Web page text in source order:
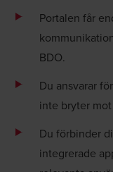
Portalen får
BDO.
Du ansvarar
inte bryter
Du förbinder
integrerade